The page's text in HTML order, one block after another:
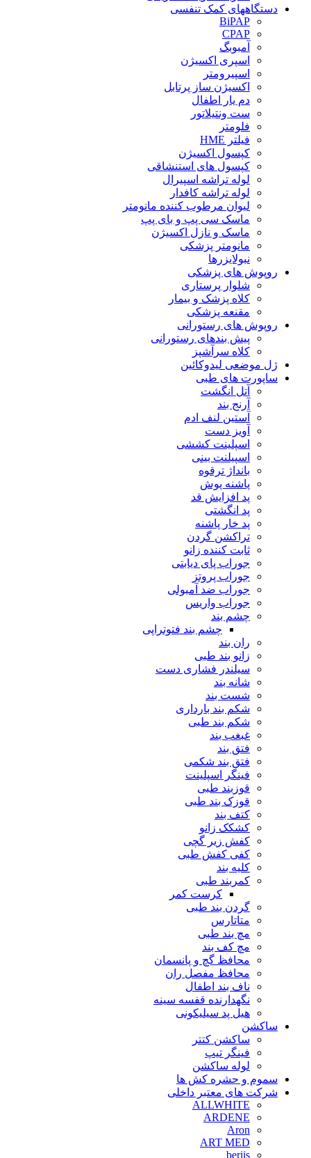
دستگاههای کمک تنفسی
BiPAP
CPAP
آمبوبگ
اسپری اکسیژن
اسپیرومتر
اکسیژن ساز پرتابل
دم یار اطفال
ست ونتیلاتور
فلومتر
فیلتر HME
کپسول اکسیژن
کپسول های استنشاقی
لوله تراشه اسپیرال
لوله تراشه کافدار
لیوان مرطوب کننده مانومتر
ماسک سی پپ و بای پپ
ماسک و نازل اکسیژن
مانومتر پزشکی
نبولایزرها
روپوش های پزشکی
شلوار پرستاری
کلاه پزشک و بیمار
مقنعه پزشکی
روپوش های رستورانی
پیش بندهای رستورانی
کلاه سرآشپز
ژل موضعی لیدوکائین
ساپورت های طبی
آتل انگشت
آرنج بند
آستین لنف ادم
آویز دست
اسپلینت کششی
اسپیلنت بینی
بانداژ ترقوه
پاشنه پوش
پد افزایش قد
پد انگشتی
پد خار پاشنه
تراکشن گردن
ثابت کننده زانو
جوراب پای دیابتی
جوراب پروتز
جوراب ضد آمبولی
جوراب واریس
چشم بند
چشم بند فتوتراپی
ران بند
زانو بند طبی
سیلندر فشاری دست
شانه بند
شست بند
شکم بند بارداری
شکم بند طبی
غبغب بند
فتق بند
فتق بند شکمی
فینگر اسپلینت
قوزبند طبی
قوزک بند طبی
کتف بند
کشکک زانو
کفش زیر گچی
کفی کفش طبی
کلیه بند
کمربند طبی
کرست کمر
گردن بند طبی
متاتارس
مچ بند طبی
مچ کف بند
محافظ گچ و پانسمان
محافظ مفصل ران
ناف بند اطفال
نگهدارنده قفسه سینه
هیل پد سیلیکونی
ساکشن
ساکشن کتتر
فینگر تیپ
لوله ساکشن
سموم و حشره کش ها
شرکت های معتبر داخلی
ALLWHITE
ARDENE
Aron
ART MED
berjis